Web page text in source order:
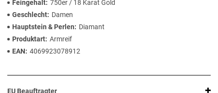
Feingehalt 750er / 18 Karat Gold
Geschlecht
Damen
Hauptstein & Perlen
Diamant
Produktart Armreif
EAN
4069923078912
EU Beauftragter